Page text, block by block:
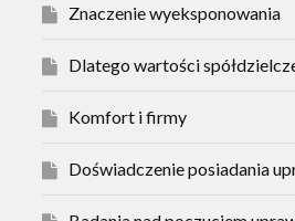
Znaczenie wyeksponowania
Dlatego wartości
Komfort i firmy
Doświadczenie posiadania